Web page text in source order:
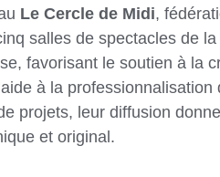
Le Cercle de Midi,
salles de spectacles de
favorisant le soutien à la
à la
projets, leur diffusion
et original.